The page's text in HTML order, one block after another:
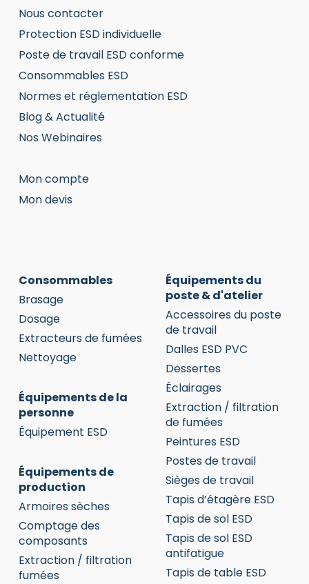
Nous contacter
Protection ESD individuelle
Poste de travail ESD conforme
Consommables ESD
Normes et réglementation ESD
Blog & Actualité
Nos Webinaires
Mon compte
Mon devis
Consommables
Brasage
Dosage
Extracteurs de fumées
Nettoyage
Équipements de la
personne
Équipement ESD
Équipements de
production
Armoires sèches
Comptage des
composants
Extraction / filtration
fumées
Équipements du
poste & d'atelier
Accessoires du poste
de travail
Dalles ESD PVC
Dessertes
Éclairages
Extraction / filtration
de fumées
Peintures ESD
Postes de travail
Sièges de travail
Tapis d’étagère ESD
Tapis de sol ESD
Tapis de sol ESD
antifatigue
Tapis de table ESD